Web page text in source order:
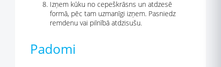
Izņem kūku no cepeškrāsns un atdzesē
formā, pēc tam uzmanīgi izņem. Pasniedz
remdenu vai pilnībā atdzisušu.
Padomi